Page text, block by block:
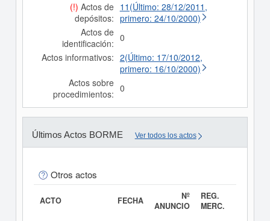
(!) Actos de
depósitos:
11(Último: 28/12/2011,
primero: 24/10/2000)
Actos de
identificación: 0
Actos informativos: 2(Último: 17/10/2012,
primero: 16/10/2000)
Actos sobre
procedimientos: 0
Últimos Actos BORME Ver todos los actos
Otros actos
ACTO FECHA
Nº
ANUNCIO
REG.
MERC.